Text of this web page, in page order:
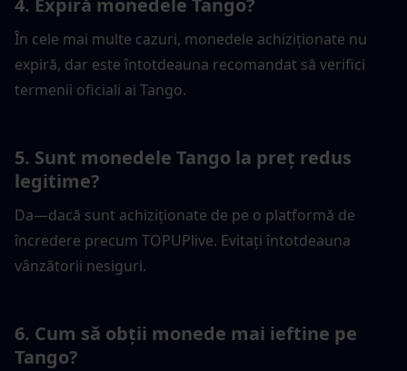
4. Expiră monedele Tango?
În cele mai multe cazuri, monedele achiziționate nu
expiră, dar este întotdeauna recomandat să verifici
termenii oficiali ai Tango.
5. Sunt monedele Tango la preț redus
legitime?
Da—dacă sunt achiziționate de pe o platformă de
încredere precum TOPUPlive. Evitați întotdeauna
vânzătorii nesiguri.
6. Cum să obții monede mai ieftine pe
Tango?